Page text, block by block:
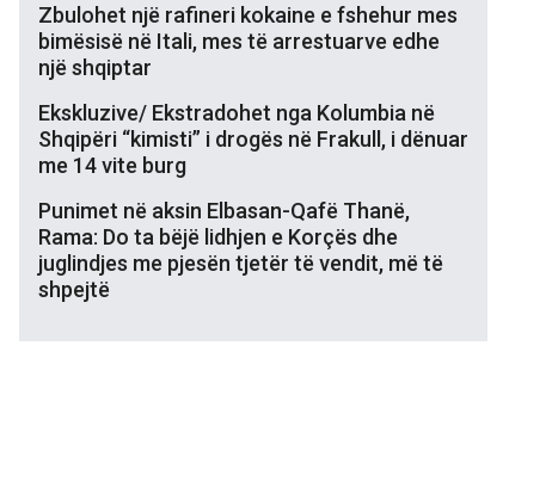
Zbulohet një rafineri kokaine e fshehur mes
bimësisë në Itali, mes të arrestuarve edhe
një shqiptar
Ekskluzive/ Ekstradohet nga Kolumbia në
Shqipëri “kimisti” i drogës në Frakull, i dënuar
me 14 vite burg
Punimet në aksin Elbasan-Qafë Thanë,
Rama: Do ta bëjë lidhjen e Korçës dhe
juglindjes me pjesën tjetër të vendit, më të
shpejtë